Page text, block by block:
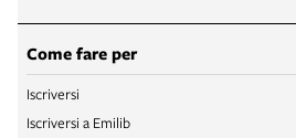
Come fare per
Iscriversi
Iscriversi a Emilib